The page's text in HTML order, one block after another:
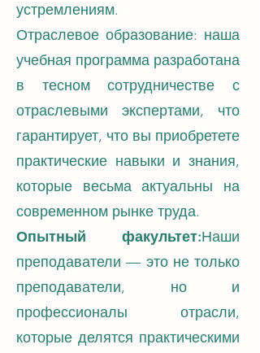
устремлениям.
Отраслевое образование: наша
учебная программа разработана
в тесном сотрудничестве с
отраслевыми экспертами, что
гарантирует, что вы приобретете
практические навыки и знания,
которые весьма актуальны на
современном рынке труда.
Опытный факультет:Наши
преподаватели — это не только
преподаватели, но и
профессионалы отрасли,
которые делятся практическими